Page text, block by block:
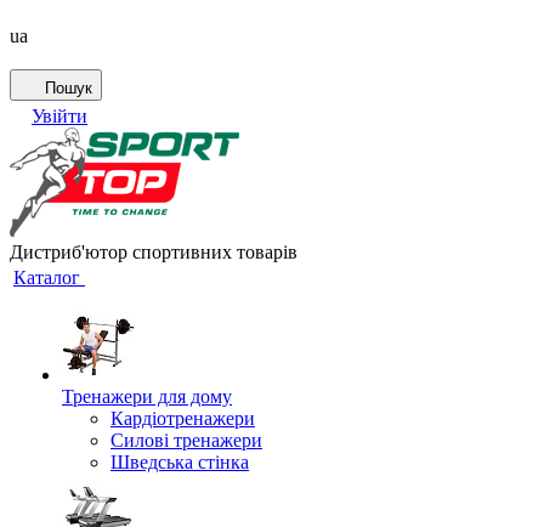
ua
Пошук
Увійти
Дистриб'ютор спортивних товарів
Каталог
Тренажери для дому
Кардіотренажери
Силові тренажери
Шведська стінка